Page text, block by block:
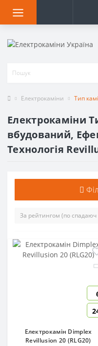
Електрокаміни Тип
Електрокаміни
вбудований,
Технологія
Електрокамін Dimplex
Revillusion 20 (RLG20)